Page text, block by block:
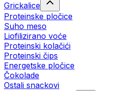
Grickalice
Proteinske pločice
Suho meso
Liofilizirano voće
Proteinski kolačići
Proteinski čips
Energetske pločice
Čokolade
Ostali snackovi